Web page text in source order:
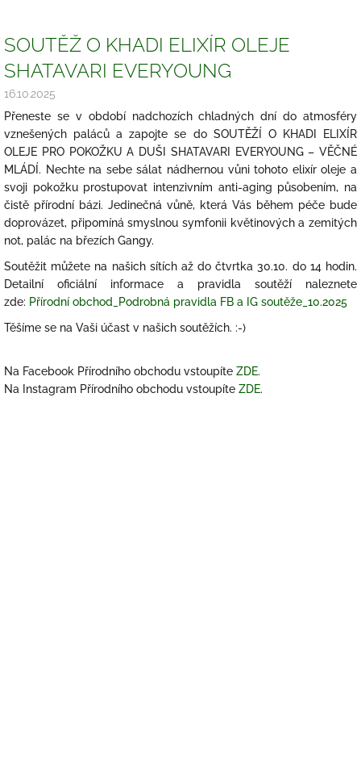
SOUTĚŽ O KHADI ELIXÍR OLEJE
SHATAVARI EVERYOUNG
16.10.2025
Přeneste se v období nadchozích chladných dní do atmosféry
vznešených paláců a zapojte se do SOUTĚŽÍ O KHADI ELIXÍR
OLEJE PRO POKOŽKU A DUŠI SHATAVARI EVERYOUNG – VĚČNÉ
MLÁDÍ. Nechte na sebe sálat nádhernou vůni tohoto elixír oleje a
svoji pokožku prostupovat intenzivním anti-aging působením, na
čistě přírodní bázi. Jedinečná vůně, která Vás během péče bude
doprovázet, připomíná smyslnou symfonii květinových a zemitých
not, palác na březích Gangy.
Soutěžit můžete na našich sítích až do čtvrtka 30.10. do 14 hodin.
Detailní oficiální informace a pravidla soutěží naleznete
zde: Přírodní obchod_Podrobná pravidla FB a IG soutěže_10.2025
Těšíme se na Vaši účast v našich soutěžích. :-)
Na Facebook Přírodního obchodu vstoupíte ZDE.
Na Instagram Přírodního obchodu vstoupíte ZDE.